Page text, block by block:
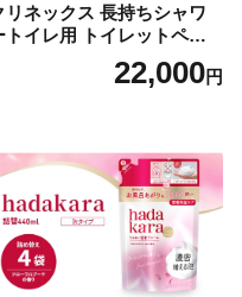
リネックス 長持ちシャワ
トイレ用 トイレットペー
ー（ダブル）64ロール(8ロ
ル×8パック) 開成町 トイレ
防災 エコ 消耗品 生活雑貨
活用品 無香料 トイレット
ーパー ダブル といれっと
ーぱー トイレ クレシア ト
レットペーパー [BDBH002
22,000円